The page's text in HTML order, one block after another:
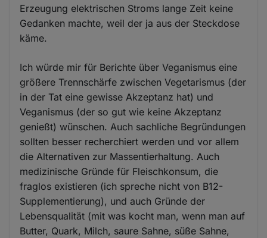
Erzeugung elektrischen Stroms lange Zeit keine
Gedanken machte, weil der ja aus der Steckdose
käme.
Ich würde mir für Berichte über Veganismus eine
größere Trennschärfe zwischen Vegetarismus (der
in der Tat eine gewisse Akzeptanz hat) und
Veganismus (der so gut wie keine Akzeptanz
genießt) wünschen. Auch sachliche Begründungen
sollten besser recherchiert werden und vor allem
die Alternativen zur Massentierhaltung. Auch
medizinische Gründe für Fleischkonsum, die
fraglos existieren (ich spreche nicht von B12-
Supplementierung), und auch Gründe der
Lebensqualität (mit was kocht man, wenn man auf
Butter, Quark, Milch, saure Sahne, süße Sahne,